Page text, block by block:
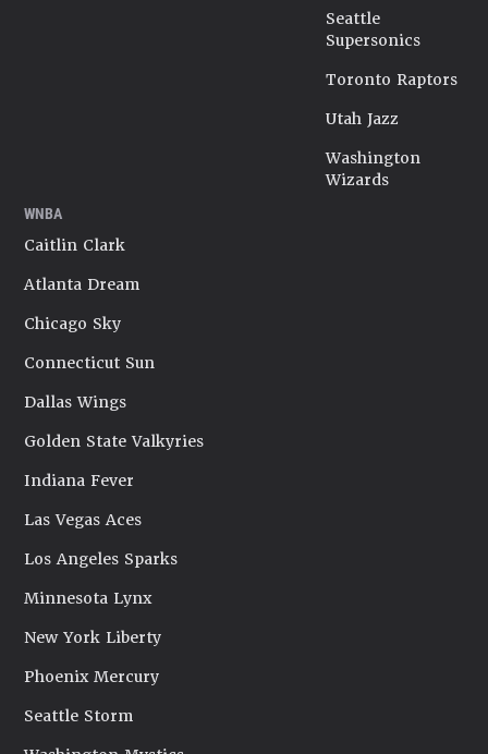
Seattle
Supersonics
Toronto Raptors
Utah Jazz
Washington
Wizards
WNBA
Caitlin Clark
Atlanta Dream
Chicago Sky
Connecticut Sun
Dallas Wings
Golden State Valkyries
Indiana Fever
Las Vegas Aces
Los Angeles Sparks
Minnesota Lynx
New York Liberty
Phoenix Mercury
Seattle Storm